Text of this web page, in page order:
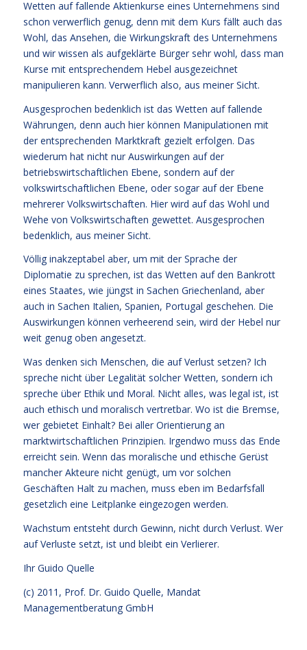
Wetten auf fallende Aktienkurse eines Unternehmens sind
schon verwerflich genug, denn mit dem Kurs fällt auch das
Wohl, das Ansehen, die Wirkungskraft des Unternehmens
und wir wissen als aufgeklärte Bürger sehr wohl, dass man
Kurse mit entsprechendem Hebel ausgezeichnet
manipulieren kann. Verwerflich also, aus meiner Sicht.
Ausgesprochen bedenklich ist das Wetten auf fallende
Währungen, denn auch hier können Manipulationen mit
der entsprechenden Marktkraft gezielt erfolgen. Das
wiederum hat nicht nur Auswirkungen auf der
betriebswirtschaftlichen Ebene, sondern auf der
volkswirtschaftlichen Ebene, oder sogar auf der Ebene
mehrerer Volkswirtschaften. Hier wird auf das Wohl und
Wehe von Volkswirtschaften gewettet. Ausgesprochen
bedenklich, aus meiner Sicht.
Völlig inakzeptabel aber, um mit der Sprache der
Diplomatie zu sprechen, ist das Wetten auf den Bankrott
eines Staates, wie jüngst in Sachen Griechenland, aber
auch in Sachen Italien, Spanien, Portugal geschehen. Die
Auswirkungen können verheerend sein, wird der Hebel nur
weit genug oben angesetzt.
Was denken sich Menschen, die auf Verlust setzen? Ich
spreche nicht über Legalität solcher Wetten, sondern ich
spreche über Ethik und Moral. Nicht alles, was legal ist, ist
auch ethisch und moralisch vertretbar. Wo ist die Bremse,
wer gebietet Einhalt? Bei aller Orientierung an
marktwirtschaftlichen Prinzipien. Irgendwo muss das Ende
erreicht sein. Wenn das moralische und ethische Gerüst
mancher Akteure nicht genügt, um vor solchen
Geschäften Halt zu machen, muss eben im Bedarfsfall
gesetzlich eine Leitplanke eingezogen werden.
Wachstum entsteht durch Gewinn, nicht durch Verlust. Wer
auf Verluste setzt, ist und bleibt ein Verlierer.
Ihr Guido Quelle
(c) 2011, Prof. Dr. Guido Quelle, Mandat
Managementberatung GmbH